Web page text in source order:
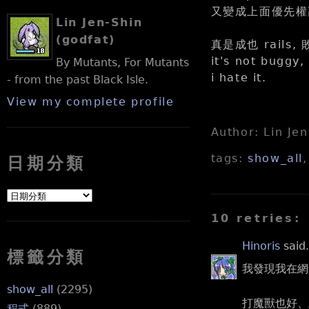
Lin Jen-Shin
(godfat)
By Mutants, For Mutants
- from the past Black Isle.
View my complete profile
日期分類
標籤分類
show_all (2295)
又變成上面優先
真是成也 rails,
it's not buggy,
i hate it.
Author: Lin
tags:show_all
10 retries:
Hinoris
我發現我在
打魔獸也好